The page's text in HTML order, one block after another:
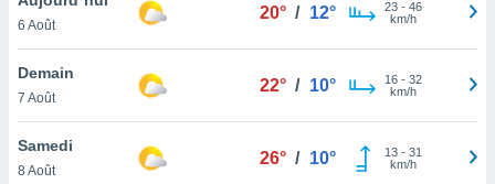
et
»,
au
vous
qu'ils
6 Août
20° / 12° 23- 46
km/h
Demain
7 Août
22° / 10° 16- 32
km/h
Samedi
8 Août
26° / 10° 13- 31
km/h